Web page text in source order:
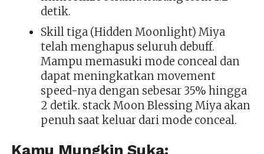
detik.
Skill tiga (Hidden Moonlight) Miya
telah menghapus seluruh debuff.
Mampu memasuki mode conceal dan
dapat meningkatkan movement
speed-nya dengan sebesar 35% hingga
2 detik. stack Moon Blessing Miya akan
penuh saat keluar dari mode conceal.
Kamu Mungkin Suka: